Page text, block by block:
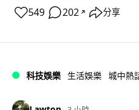
549 202 ↗ 分享
科技娛樂 生活娛樂 城中熱